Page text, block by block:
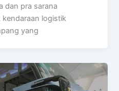
dan pra sarana
kendaraan logistik
yang